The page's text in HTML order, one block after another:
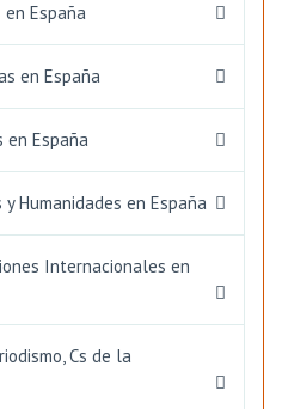
en España
en España
en España
Humanidades en España
Internacionales en
Cs de la